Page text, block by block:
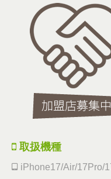
取扱機種
iPhone17/Air/17Pro/